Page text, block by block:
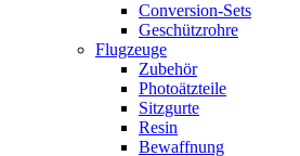
Conversion-Sets
Geschützrohre
Flugzeuge
Zubehör
Photoätzteile
Sitzgurte
Resin
Bewaffnung